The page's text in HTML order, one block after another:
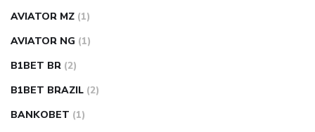
AVIATOR MZ (1)
AVIATOR NG (1)
B1BET BR (2)
B1BET BRAZIL (2)
BANKOBET (1)